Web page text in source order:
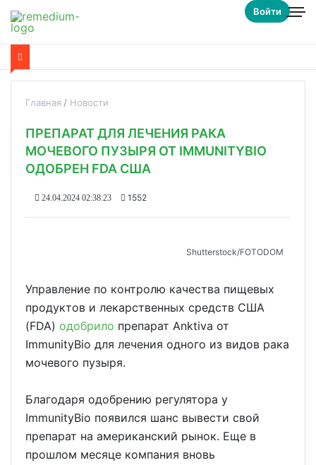
Войти
Главная Новости
ПРЕПАРАТ ДЛЯ ЛЕЧЕНИЯ РАКА
МОЧЕВОГО ПУЗЫРЯ ОТ IMMUNITYBIO
ОДОБРЕН FDA США
24.04.2024 02:38:23 1552
Shutterstoсk/FOTODOM
Управление по контролю качества пищевых
продуктов и лекарственных средств США
(FDA) одобрило препарат Anktiva от
ImmunityBio для лечения одного из видов рака
мочевого пузыря.
Благодаря одобрению регулятора у
ImmunityBio появился шанс вывести свой
препарат на американский рынок. Еще в
прошлом месяце компания вновь